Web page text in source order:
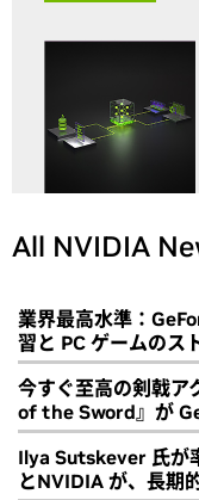
All NVIDIA
業界最高水準：
習と PC ゲームのス
今すぐ至高の剣戟
of the Sword』が
Ilya Sutskever 氏が
とNVIDIA が、長期